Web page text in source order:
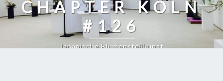
CHAPTER KÖLN
#126
Japanische Blumenstellkunst